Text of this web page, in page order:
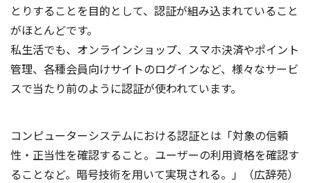
とりすることを目的として、認証が組み込まれていること
がほとんどです。
私生活でも、オンラインショップ、スマホ決済やポイント
管理、各種会員向けサイトのログインなど、様々なサービ
スで当たり前のように認証が使われています。
コンピューターシステムにおける認証とは「対象の信頼
性・正当性を確認すること。ユーザーの利用資格を確認す
ることなど。暗号技術を用いて実現される。」（広辞苑）